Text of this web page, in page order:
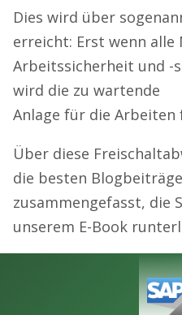
Dies wird über
erreicht: Erst wenn alle
Arbeitssicherheit und -
wird die zu wartende
Anlage für die Arbeiten
Über diese
die besten
zusammengefasst, die
unserem E-Book